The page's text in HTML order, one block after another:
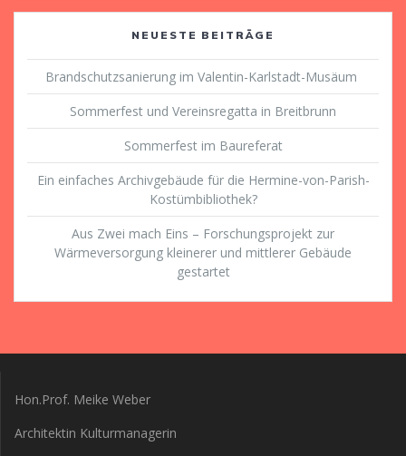
NEUESTE BEITRÄGE
Brandschutzsanierung im Valentin-Karlstadt-Musäum
Sommerfest und Vereinsregatta in Breitbrunn
Sommerfest im Baureferat
Ein einfaches Archivgebäude für die Hermine-von-Parish-
Kostümbibliothek?
Aus Zwei mach Eins – Forschungsprojekt zur
Wärmeversorgung kleinerer und mittlerer Gebäude
gestartet
Hon.Prof. Meike Weber
Architektin Kulturmanagerin